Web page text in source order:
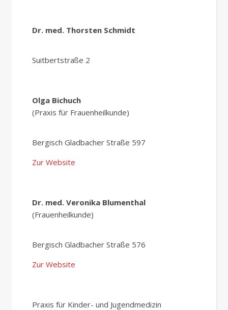
Dr. med. Thorsten Schmidt
Suitbertstraße 2
Olga Bichuch
(Praxis für Frauenheilkunde)
Bergisch Gladbacher Straße 597
Zur Website
Dr. med. Veronika Blumenthal
(Frauenheilkunde)
Bergisch Gladbacher Straße 576
Zur Website
Praxis für Kinder- und Jugendmedizin